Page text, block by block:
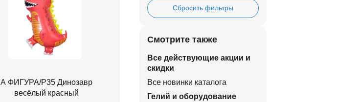
А ФИГУРА/P35 Динозавр
весёлый красный
Сбросить фильтры
Смотрите также
Все действующие акции и
скидки
Все новинки каталога
Гелий и оборудование